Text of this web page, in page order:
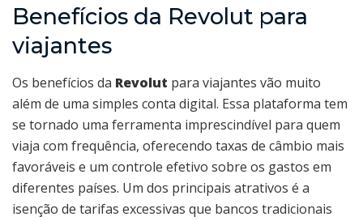
Benefícios da Revolut para
viajantes
Os benefícios da Revolut para viajantes vão muito
além de uma simples conta digital. Essa plataforma tem
se tornado uma ferramenta imprescindível para quem
viaja com frequência, oferecendo taxas de câmbio mais
favoráveis e um controle efetivo sobre os gastos em
diferentes países. Um dos principais atrativos é a
isenção de tarifas excessivas que bancos tradicionais